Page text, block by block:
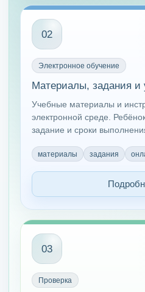
02
Электронное обучение
Материалы, задания и
Учебные материалы и
электронной среде.
задание и сроки
материалы задания
03
Проверка